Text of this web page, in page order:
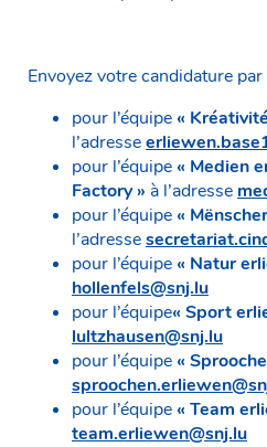
Envoyez votre candidature par
pour l’équipe «
l’adresse
pour l’équipe « Medien
Factory » à l’adresse
pour l’équipe «
l’adresse
pour l’équipe « Natur
hollenfels@snj.lu
pour l’équipe« Sport
lultzhausen@snj.lu
pour l’équipe «
pour l’équipe « Team
team.erliewen@snj.lu